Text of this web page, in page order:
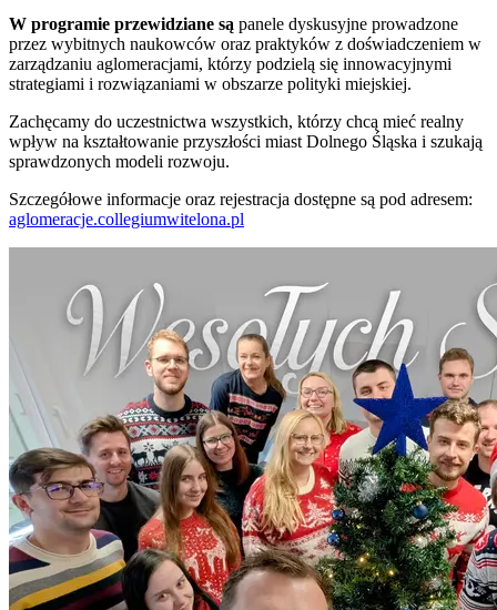
W programie przewidziane są panele dyskusyjne prowadzone
przez wybitnych naukowców oraz praktyków z doświadczeniem w
zarządzaniu aglomeracjami, którzy podzielą się innowacyjnymi
strategiami i rozwiązaniami w obszarze polityki miejskiej.
Zachęcamy do uczestnictwa wszystkich, którzy chcą mieć realny
wpływ na kształtowanie przyszłości miast Dolnego Śląska i szukają
sprawdzonych modeli rozwoju.
Szczegółowe informacje oraz rejestracja dostępne są pod adresem:
aglomeracje.collegiumwitelona.pl